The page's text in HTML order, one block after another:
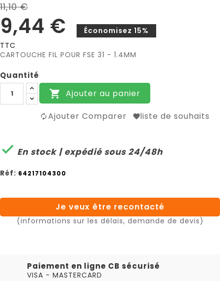
11,10 €
9,44 €
Économisez 15%
TTC
CARTOUCHE FIL POUR FSE 31 - 1.4MM
Quantité
 Ajouter au panier
Ajouter Comparer liste de souhaits
 En stock | expédié sous 24/48h
Réf: 64217104300
Je veux être recontacté
(informations sur les délais, demande de devis)
Paiement en ligne CB sécurisé
VISA - MASTERCARD